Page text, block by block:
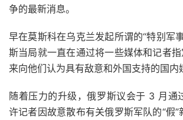
争的最新消息。
早在莫斯科在乌克兰发起所谓的“特别军
斯当局就一直在通过将一些媒体和记者指
来向他们认为具有敌意和外国支持的国内
随着压力的升级，俄罗斯议会于 3 月通
许记者因故意散布有关俄罗斯军队的“假